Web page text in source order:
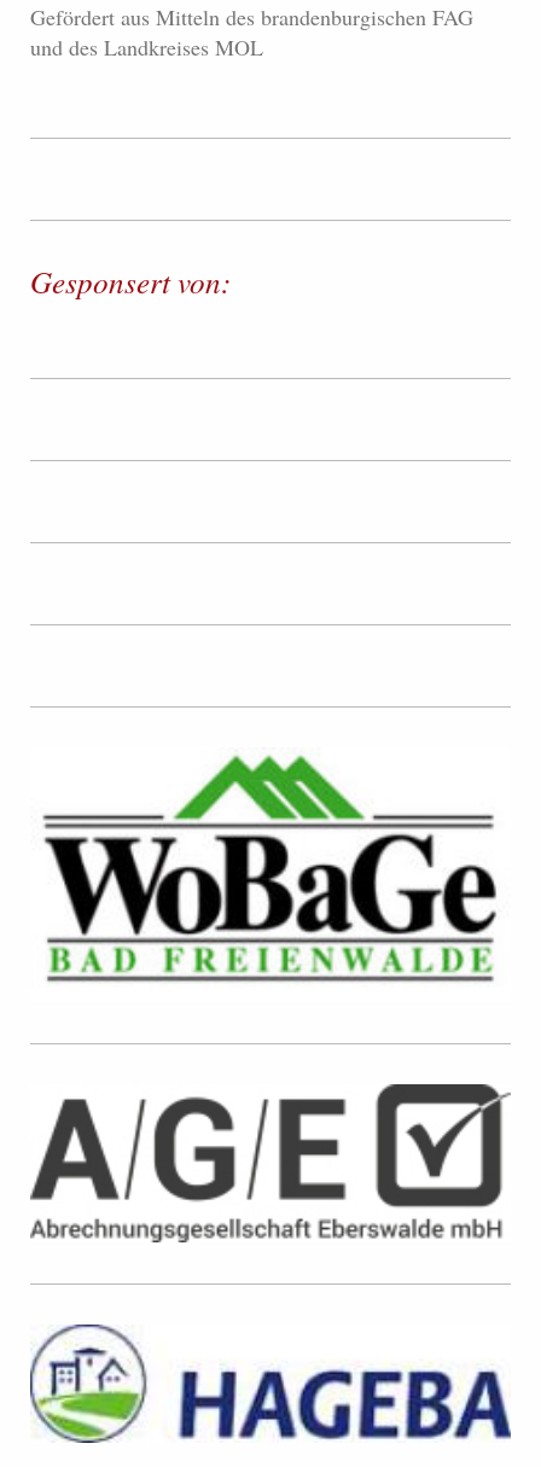
Gefördert aus Mitteln des brandenburgischen FAG
und des Landkreises MOL
Gesponsert von: